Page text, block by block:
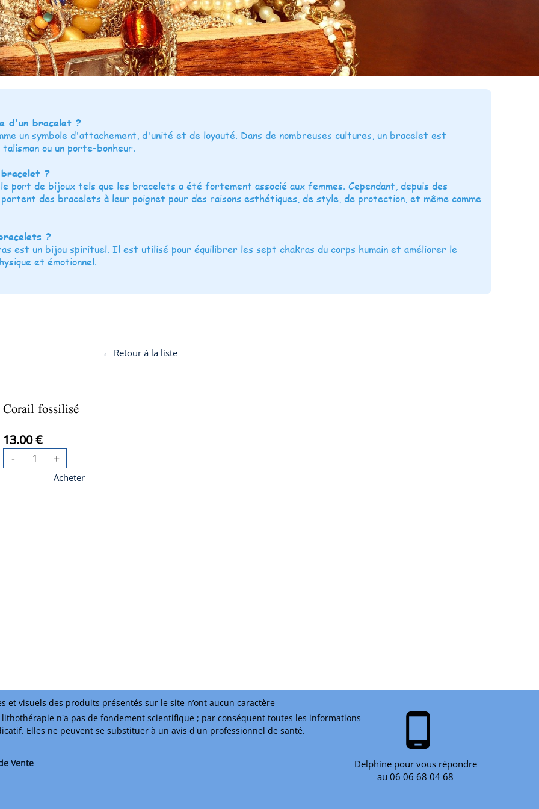
phone_android
Delphine pour vous répondre
au 06 06 68 04 68
et visuels des produits présentés sur le site n’ont aucun caractère
Vente
n'a pas de fondement scientifique ; par conséquent toutes les informations
Elles ne peuvent se substituer à un avis d'un professionnel de santé.
d'un bracelet ?
un symbole d'attachement, d'unité et de loyauté. Dans de nombreuses cultures, un bracelet est
talisman ou un porte-bonheur.
?
le port de bijoux tels que les bracelets a été fortement associé aux femmes. Cependant, depuis des
portent des bracelets à leur poignet pour des raisons esthétiques, de style, de protection, et même comme
?
est un bijou spirituel. Il est utilisé pour équilibrer les sept chakras du corps humain et améliorer le
et émotionnel.
← Retour à la liste
Corail fossilisé
13.00 €
- +
Acheter